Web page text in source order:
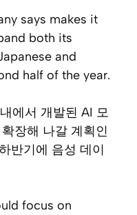
says makes it
both its
and
half of the year.
에서 개발된 AI 모
장해 나갈 계획인
반기에 음성 데이
focus on